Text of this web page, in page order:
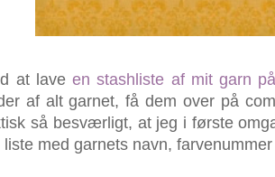
at laveen stashliste af mit garn
af alt garnet, få dem over på
så besværligt, at jeg i første
liste med garnets navn,